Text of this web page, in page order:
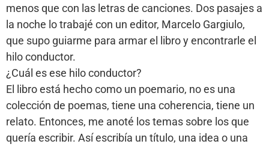
menos que con las letras de canciones. Dos pasajes a
la noche lo trabajé con un editor, Marcelo Gargiulo,
que supo guiarme para armar el libro y encontrarle el
hilo conductor.
¿Cuál es ese hilo conductor?
El libro está hecho como un poemario, no es una
colección de poemas, tiene una coherencia, tiene un
relato. Entonces, me anoté los temas sobre los que
quería escribir. Así escribía un título, una idea o una